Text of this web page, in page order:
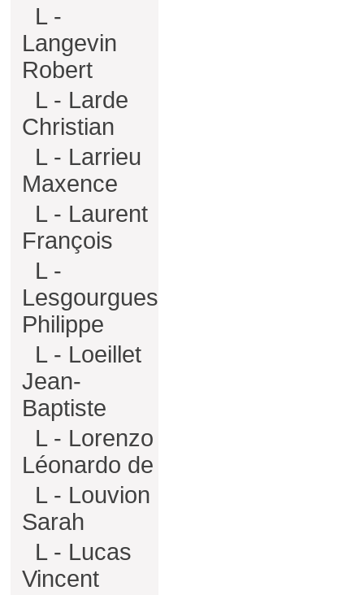
L -
Langevin
Robert
L - Larde
Christian
L - Larrieu
Maxence
L - Laurent
François
L -
Lesgourgues
Philippe
L - Loeillet
Jean-
Baptiste
L - Lorenzo
Léonardo de
L - Louvion
Sarah
L - Lucas
Vincent